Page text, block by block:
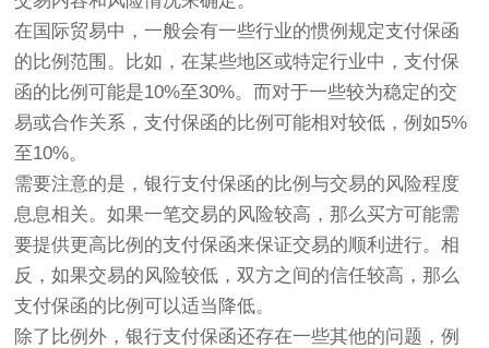
在国际贸易中，一般会有一些行业的惯例规定支付保函
的比例范围。比如，在某些地区或特定行业中，支付保
函的比例可能是10%至30%。而对于一些较为稳定的交
易或合作关系，支付保函的比例可能相对较低，例如5%
至10%。
需要注意的是，银行支付保函的比例与交易的风险程度
息息相关。如果一笔交易的风险较高，那么买方可能需
要提供更高比例的支付保函来保证交易的顺利进行。相
反，如果交易的风险较低，双方之间的信任较高，那么
支付保函的比例可以适当降低。
除了比例外，银行支付保函还存在一些其他的问题，例